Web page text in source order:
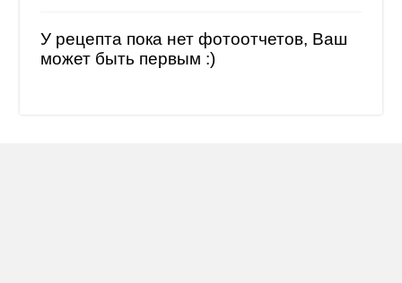
У рецепта пока нет фотоотчетов, Ваш
может быть первым :)